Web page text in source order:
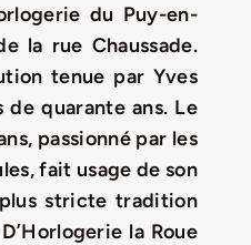
du Puy-en-
la rue Chaussade.
tenue par Yves
de quarante ans. Le
passionné par les
fait usage de son
stricte tradition
la Roue